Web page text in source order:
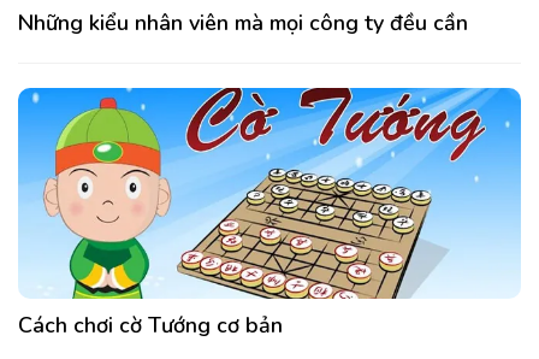
Những kiểu nhân viên mà mọi công ty đều cần
Cách chơi cờ Tướng cơ bản